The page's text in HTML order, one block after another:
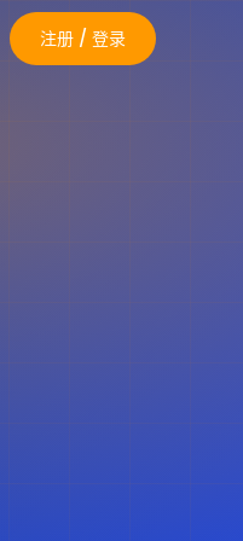
注册 / 登录